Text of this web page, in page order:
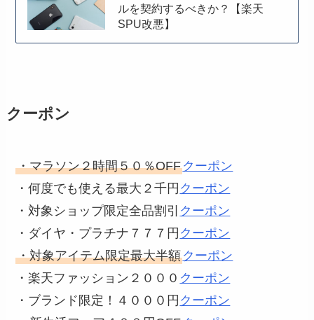
ルを契約するべきか？【楽天
SPU改悪】
クーポン
・マラソン２時間５０％OFFクーポン
・何度でも使える最大２千円 クーポン
・対象ショップ限定全品割引 クーポン
・ダイヤ・プラチナ７７７円 クーポン
・対象アイテム限定最大半額クーポン
・楽天ファッション２０００ クーポン
・ブランド限定！４０００円 クーポン